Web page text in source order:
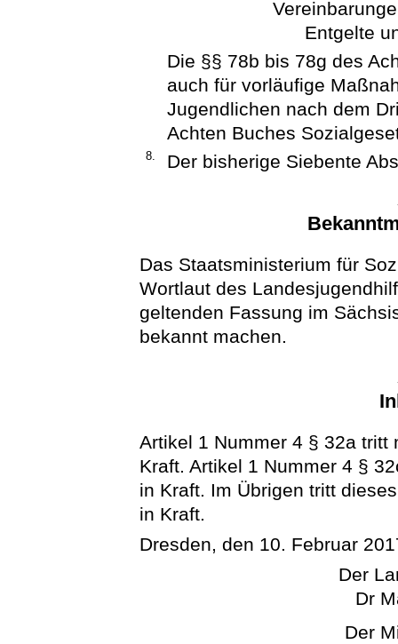
Entgelte
Die §§ 78b bis 78g des
auch für vorläufige
Jugendlichen nach dem
Achten Buches
8. Der bisherige Siebente
Das Staatsministerium für
Wortlaut des
geltenden Fassung im
bekannt machen.
Artikel 1 Nummer 4 § 32a
Kraft. Artikel 1 Nummer 4 §
in Kraft. Im Übrigen tritt
in Kraft.
Dresden, den 10. Februar
Der
Dr
Der